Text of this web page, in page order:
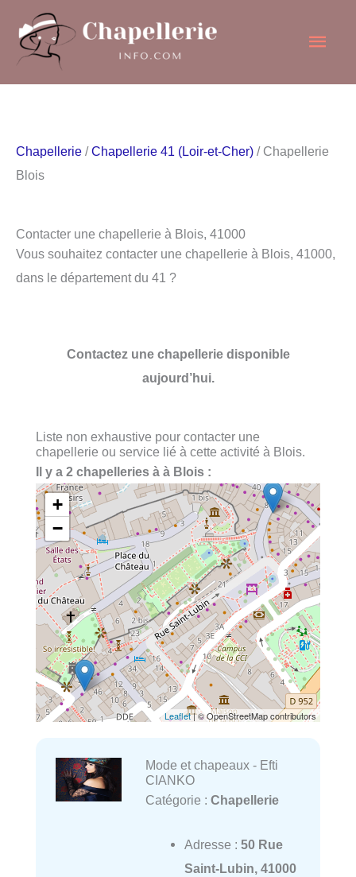
contenu
Chapellerie /Chapellerie 41 (Loir-et-Cher) / Chapellerie
Blois
Contacter une chapellerie à Blois, 41000
Vous souhaitez contacter une chapellerie à Blois, 41000,
dans le département du 41 ?
Contactez une chapellerie disponible
aujourd’hui.
Liste non exhaustive pour contacter une
chapellerie ou service lié à cette activité à Blois.
Il y a 2 chapelleries à à Blois :
+
−
Leaflet| © OpenStreetMap contributors
Mode et chapeaux - Efti
CIANKO
Catégorie : Chapellerie
Adresse : 50 Rue
Saint-Lubin, 41000